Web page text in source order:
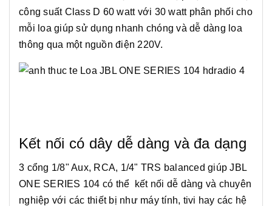
công suất Class D 60 watt với 30 watt phân phối cho
mỗi loa giúp sử dụng nhanh chóng và dễ dàng loa
thông qua một nguồn điện 220V.
Kết nối có dây dễ dàng và đa dạng
3 cổng 1/8" Aux, RCA, 1/4" TRS balanced giúp JBL
ONE SERIES 104 có thể kết nối dễ dàng và chuyên
nghiệp với các thiết bị như máy tính, tivi hay các hệ